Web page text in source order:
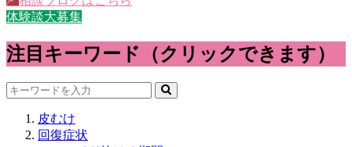
体験談大募集
注目キーワード（クリックできます）
皮むけ
回復症状